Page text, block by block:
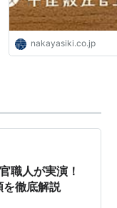
nakayasiki.co.jp
職人が実演！
徹底解説